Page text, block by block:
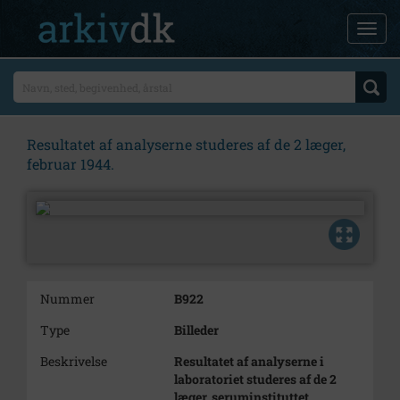
Resultatet af analyserne studeres af de 2 læger,
februar 1944.
Nummer
B922
Type
Billeder
Beskrivelse
Resultatet af analyserne i
laboratoriet studeres af de 2